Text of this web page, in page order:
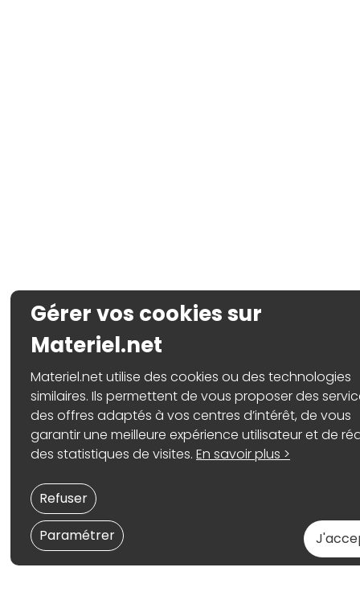
Gérer vos cookies sur
Materiel.net
Materiel.net utilise des cookies ou des technologies
similaires. Ils permettent de vous proposer des
des offres adaptés à vos centres d’intérêt, de vous
garantir une meilleure expérience utilisateur et de
des statistiques de visites.En savoir plus >
Paramétrer
Refuser